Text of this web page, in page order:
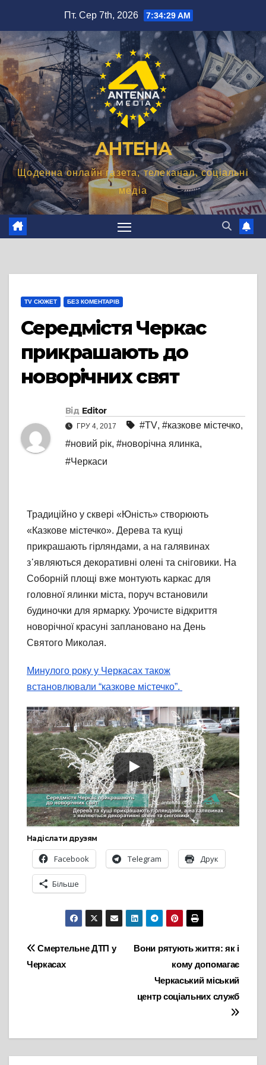
вмісту
Пт. Сер 7th, 2026 7:34:30 AM
АНТЕНА
Щоденна онлайн газета, телеканал, соціальні
медіа
TV СЮЖЕТ БЕЗ КОМЕНТАРІВ
Середмістя Черкас
прикрашають до
новорічних свят
Від Editor
ГРУ 4, 2017 #TV, #казкове містечко,
#новий рік, #новорічна ялинка,
#Черкаси
Традиційно у сквері «Юність» створюють
«Казкове містечко». Дерева та кущі
прикрашають гірляндами, а на галявинах
з᾽являються декоративні олені та сніговики. На
Соборній площі вже монтують каркас для
головної ялинки міста, поруч встановили
будиночки для ярмарку. Урочисте відкриття
новорічної красуні заплановано на День
Святого Миколая.
Минулого року у Черкасах також
встановлювали “казкове містечко”.
Надіслати друзям
Facebook Telegram Друк
Більше
Навігація
записів
Вони рятують життя: як і
кому допомагає
Черкаський міський
центр соціальних служб
Смертельне ДТП у
Черкасах